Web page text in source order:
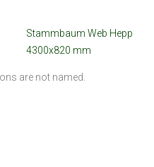
Stammbaum Web Hepp
4300x820 mm
are not named.